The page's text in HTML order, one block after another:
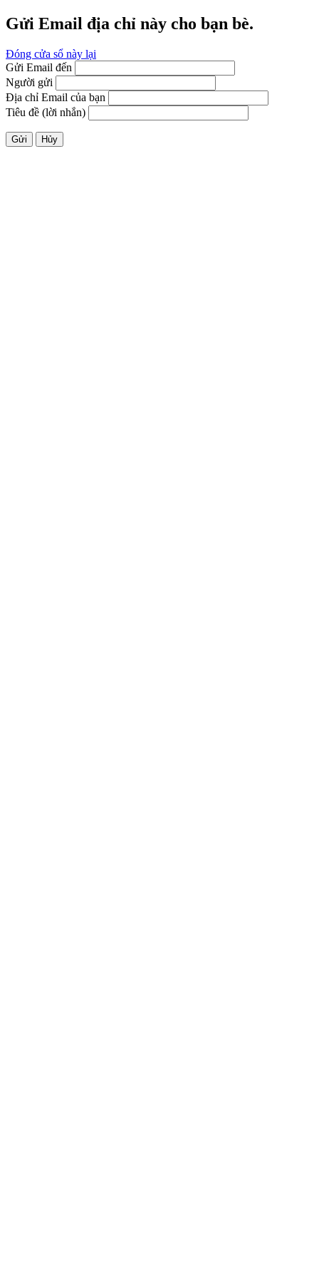
Gửi Email địa chỉ này cho bạn bè.
Đóng cửa sổ này lại
Gửi Email đến
Người gửi
Địa chỉ Email của bạn
Tiêu đề (lời nhắn)
Gửi Hủy